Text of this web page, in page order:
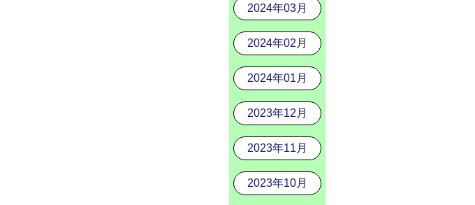
2024年03月
2024年02月
2024年01月
2023年12月
2023年11月
2023年10月